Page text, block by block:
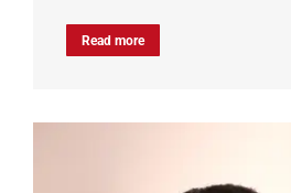
Read more